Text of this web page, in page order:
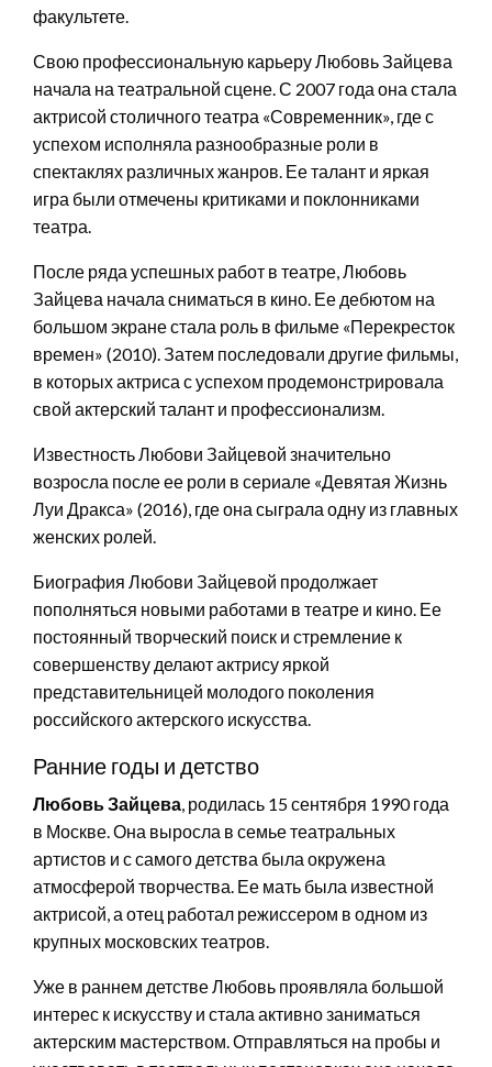
факультете.
Свою профессиональную карьеру Любовь Зайцева
начала на театральной сцене. С 2007 года она стала
актрисой столичного театра «Современник», где с
успехом исполняла разнообразные роли в
спектаклях различных жанров. Ее талант и яркая
игра были отмечены критиками и поклонниками
театра.
После ряда успешных работ в театре, Любовь
Зайцева начала сниматься в кино. Ее дебютом на
большом экране стала роль в фильме «Перекресток
времен» (2010). Затем последовали другие фильмы,
в которых актриса с успехом продемонстрировала
свой актерский талант и профессионализм.
Известность Любови Зайцевой значительно
возросла после ее роли в сериале «Девятая Жизнь
Луи Дракса» (2016), где она сыграла одну из главных
женских ролей.
Биография Любови Зайцевой продолжает
пополняться новыми работами в театре и кино. Ее
постоянный творческий поиск и стремление к
совершенству делают актрису яркой
представительницей молодого поколения
российского актерского искусства.
Ранние годы и детство
Любовь Зайцева, родилась 15 сентября 1990 года
в Москве. Она выросла в семье театральных
артистов и с самого детства была окружена
атмосферой творчества. Ее мать была известной
актрисой, а отец работал режиссером в одном из
крупных московских театров.
Уже в раннем детстве Любовь проявляла большой
интерес к искусству и стала активно заниматься
актерским мастерством. Отправляться на пробы и